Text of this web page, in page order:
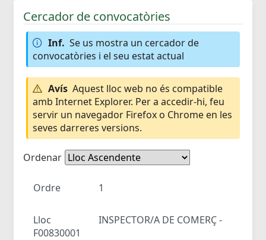
Cercador de convocatòries
Inf. Se us mostra un cercador de
convocatòries i el seu estat actual
Avís Aquest lloc web no és compatible
amb Internet Explorer. Per a accedir-hi, feu
servir un navegador Firefox o Chrome en les
seves darreres versions.
Ordenar
Ordre 1
Lloc
INSPECTOR/A DE COMERÇ -
F00830001